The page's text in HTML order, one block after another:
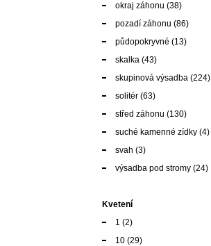
okraj záhonu (38)
pozadí záhonu (86)
půdopokryvné (13)
skalka (43)
skupinová výsadba (224)
solitér (63)
střed záhonu (130)
suché kamenné zídky (4)
svah (3)
výsadba pod stromy (24)
Kvetení
1 (2)
10 (29)